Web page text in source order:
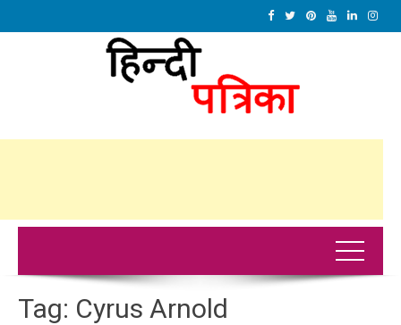
Tag: Cyrus Arnold